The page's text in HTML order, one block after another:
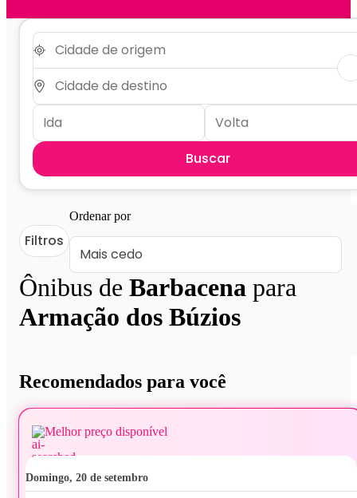
Buscar
Ônibus de Barbacena para
Armação dos Búzios
Filtros
Ordenar por
Recomendados para você
Melhor preço disponível
domingo, 20 de setembro